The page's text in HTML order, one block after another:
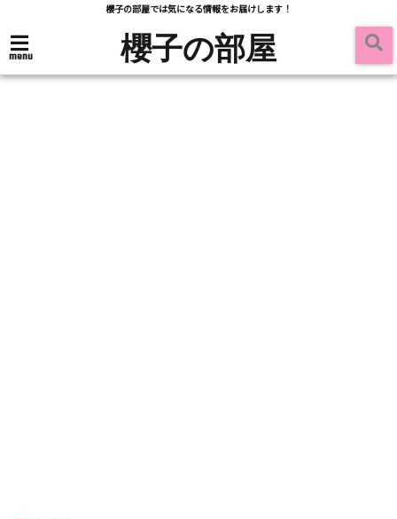
櫻子の部屋では気になる情報をお届けします！
menu 櫻子の部屋